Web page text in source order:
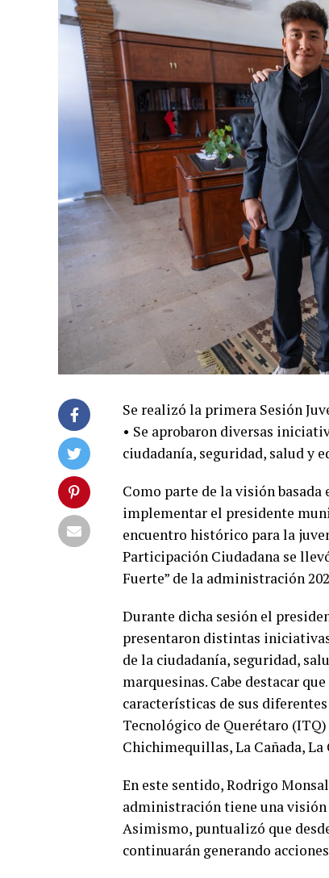
Se realizó la primera Sesión
•⁠ Se aprobaron diversas
ciudadanía, seguridad, salud y
Como parte de la visión
implementar el presidente
encuentro histórico para la
Participación Ciudadana se
Fuerte” de la administración
Durante dicha sesión el
presentaron distintas
de la ciudadanía, seguridad,
marquesinas. Cabe destacar
características de sus
Tecnológico de Querétaro
Chichimequillas, La Cañada, La
En este sentido, Rodrigo
administración tiene una visión
Asimismo, puntualizó que
continuarán generando